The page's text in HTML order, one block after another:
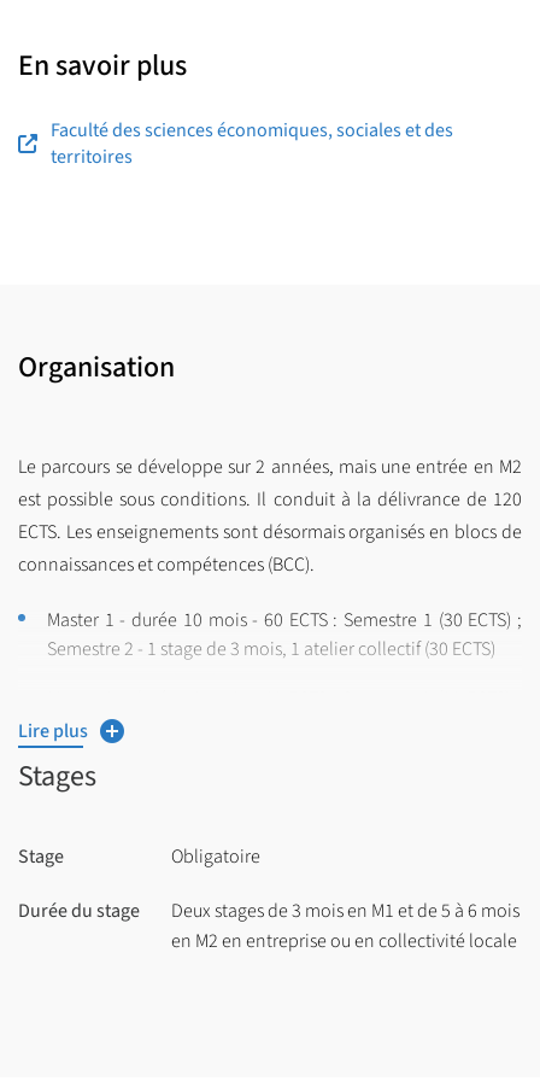
En savoir plus
Faculté des sciences économiques, sociales et des
territoires
Organisation
Le parcours se développe sur 2 années, mais une entrée en M2
est possible sous conditions. Il conduit à la délivrance de 120
ECTS. Les enseignements sont désormais organisés en blocs de
connaissances et compétences (BCC).
Master 1 - durée 10 mois - 60 ECTS : Semestre 1 (30 ECTS) ;
Semestre 2 - 1 stage de 3 mois, 1 atelier collectif (30 ECTS)
Semestre 4 – 1 stage de 5 à 6 mois, 1 atelier de projet (30
ECTS)
responsable de l'urbaniste
Lire plus
Stages
Stage Obligatoire
Durée du stage
Deux stages de 3 mois en M1 et de 5 à 6 mois
en M2 en entreprise ou en collectivité locale